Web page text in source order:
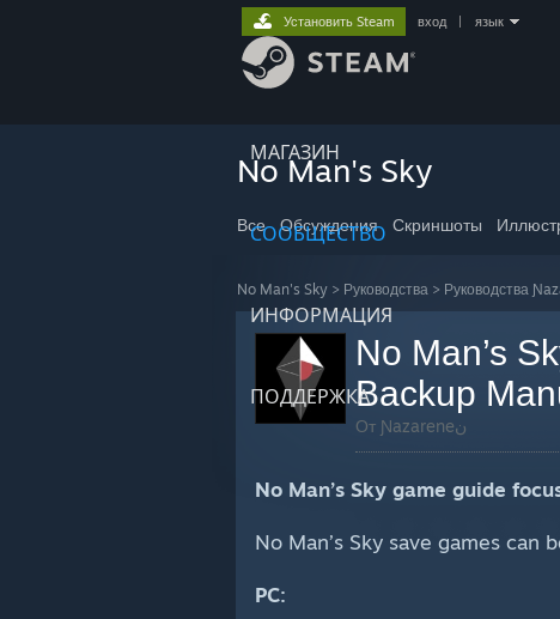
МАГАЗИН
СООБЩЕСТВО
ИНФОРМАЦИЯ
ПОДДЕРЖКА
Установить Steam вход язык
No Man's Sky
Все Обсуждения Скриншоты
No Man's Sky > Руководства >
No Man’s
Backup
От Ɲazareneن
No Man’s Sky game guide
No Man’s Sky save games can
PC: